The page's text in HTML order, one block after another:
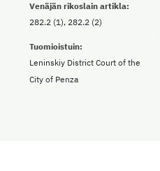
Venäjän rikoslain artikla:
282.2 (1), 282.2 (2)
Tuomioistuin:
Leninskiy District Court of the
City of Penza